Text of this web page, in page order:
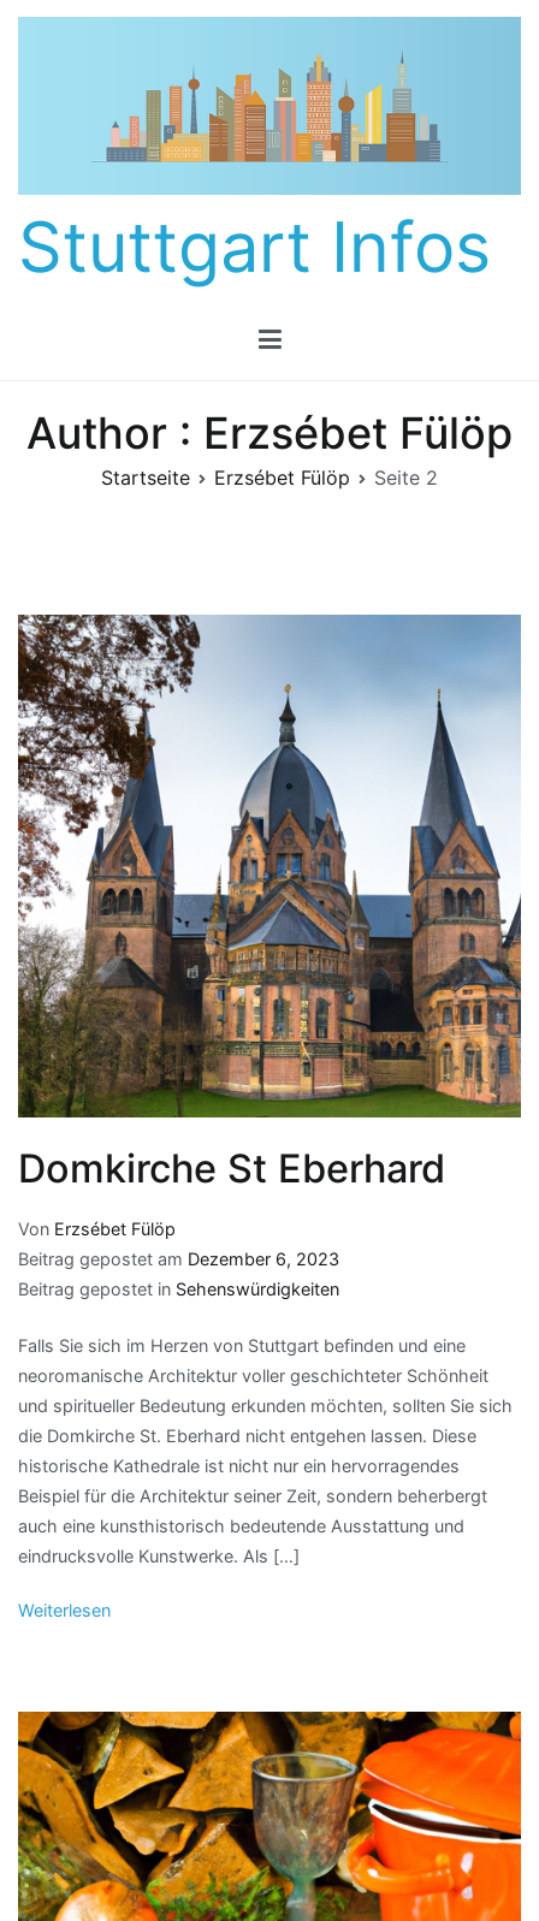
Zum
Stuttgart Infos
Author : Erzsébet Fülöp
Startseite Erzsébet Fülöp Seite 2
Domkirche St Eberhard
Von Erzsébet Fülöp
Beitrag gepostet am Dezember 6, 2023
Beitrag gepostet in Sehenswürdigkeiten
Falls Sie sich im Herzen von Stuttgart befinden und eine
neoromanische Architektur voller geschichteter Schönheit
und spiritueller Bedeutung erkunden möchten, sollten Sie sich
die Domkirche St. Eberhard nicht entgehen lassen. Diese
historische Kathedrale ist nicht nur ein hervorragendes
Beispiel für die Architektur seiner Zeit, sondern beherbergt
auch eine kunsthistorisch bedeutende Ausstattung und
eindrucksvolle Kunstwerke. Als […]
Weiterlesen